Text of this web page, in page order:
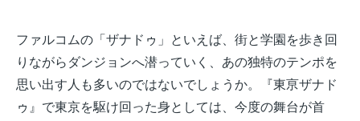
ファルコムの「ザナドゥ」といえば、街と学園を歩き回
りながらダンジョンへ潜っていく、あの独特のテンポを
思い出す人も多いのではないでしょうか。『東亰ザナド
ゥ』で東京を駆け回った身としては、今度の舞台が首